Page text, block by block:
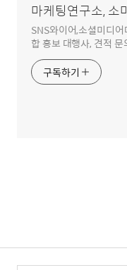
마케팅연구소, 소
SNS와이어,소셜미디
합 홍보 대행사, 견적
구독하기